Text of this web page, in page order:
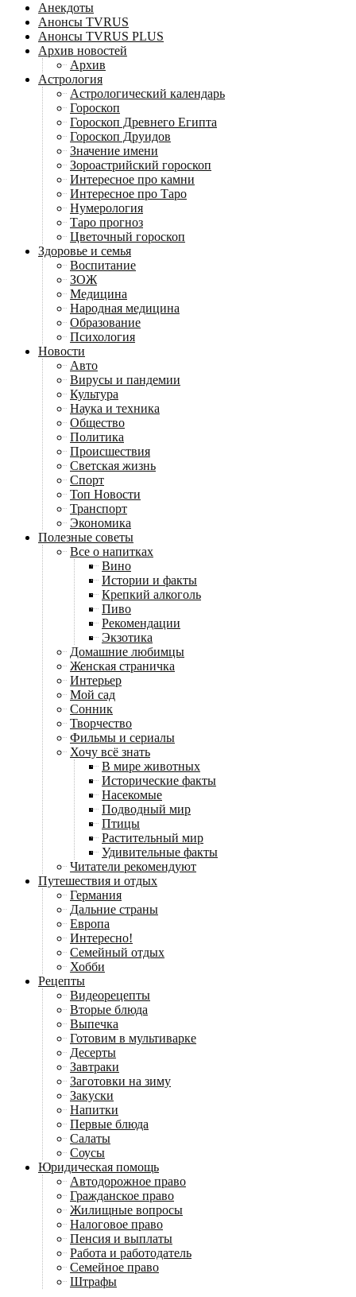
Анекдоты
Анонсы TVRUS
Анонсы TVRUS PLUS
Архив новостей
Архив
Астрология
Астрологический календарь
Гороскоп
Гороскоп Древнего Египта
Гороскоп Друидов
Значение имени
Зороастрийский гороскоп
Интересное про камни
Интересное про Таро
Нумерология
Таро прогноз
Цветочный гороскоп
Здоровье и семья
Воспитание
ЗОЖ
Медицина
Народная медицина
Образование
Психология
Новости
Авто
Вирусы и пандемии
Культура
Наука и техника
Общество
Политика
Происшествия
Светская жизнь
Спорт
Топ Новости
Транспорт
Экономика
Полезные советы
Все о напитках
Вино
Истории и факты
Крепкий алкоголь
Пиво
Рекомендации
Экзотика
Домашние любимцы
Женская страничка
Интерьер
Мой сад
Сонник
Творчество
Фильмы и сериалы
Хочу всё знать
В мире животных
Исторические факты
Насекомые
Подводный мир
Птицы
Растительный мир
Удивительные факты
Читатели рекомендуют
Путешествия и отдых
Германия
Дальние страны
Европа
Интересно!
Семейный отдых
Хобби
Рецепты
Видеорецепты
Вторые блюда
Выпечка
Готовим в мультиварке
Десерты
Завтраки
Заготовки на зиму
Закуски
Напитки
Первые блюда
Салаты
Соусы
Юридическая помощь
Автодорожное право
Гражданское право
Жилищные вопросы
Налоговое право
Пенсия и выплаты
Работа и работодатель
Семейное право
Штрафы